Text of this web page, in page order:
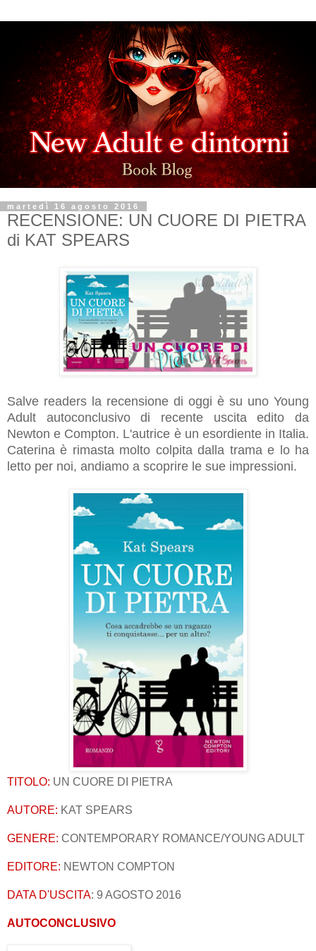
martedì 16 agosto 2016
RECENSIONE: UN CUORE DI PIETRA
di KAT SPEARS
Salve readers la recensione di oggi è su uno Young
Adult autoconclusivo di recente uscita edito da
Newton e Compton. L'autrice è un esordiente in Italia.
Caterina è rimasta molto colpita dalla trama e lo ha
letto per noi, andiamo a scoprire le sue impressioni.
TITOLO: UN CUORE DI PIETRA
AUTORE: KAT SPEARS
GENERE: CONTEMPORARY ROMANCE/YOUNG ADULT
EDITORE: NEWTON COMPTON
DATA D'USCITA: 9 AGOSTO 2016
AUTOCONCLUSIVO